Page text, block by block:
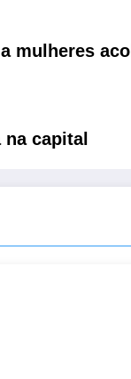
mulheres
na capital